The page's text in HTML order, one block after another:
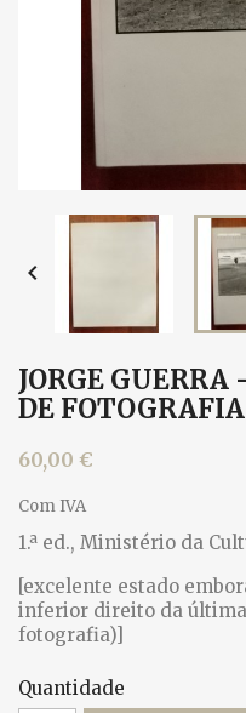

JORGE
DE FOTOGRAFIA
60,00 €
Com IVA
1.ª ed., Ministério da
[excelente estado
inferior direito da
fotografia)]
Quantidade